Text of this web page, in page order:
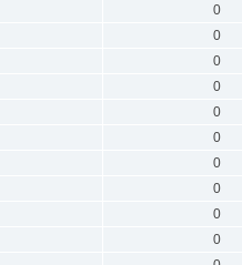
0
0
0
0
0
0
0
0
0
0